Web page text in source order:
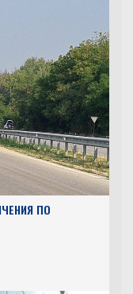
ПО